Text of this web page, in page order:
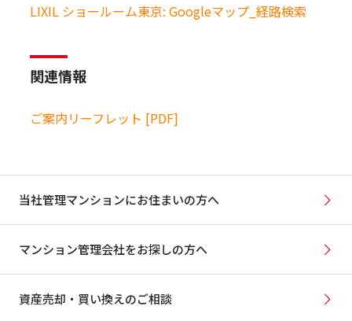
LIXIL ショールーム東京: Googleマップ_経路検索
関連情報
ご案内リーフレット [PDF]
当社管理マンションにお住まいの方へ
マンション管理会社をお探しの方へ
資産売却・買い換えのご相談